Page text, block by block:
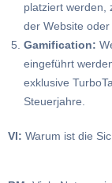
platziert werden,
der Website
Gamification:
eingeführt
exklusive
Steuerjahre.
VI: Warum ist die